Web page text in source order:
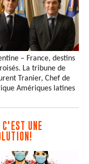
– France, destins
La tribune de
Tranier, Chef de
Amériques latines
C'EST UNE